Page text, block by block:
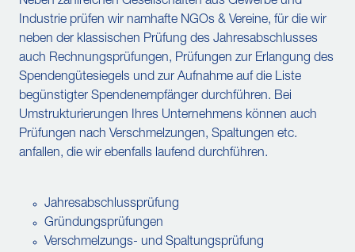
Industrie prüfen wir namhafte NGOs & Vereine, für die wir
neben der klassischen Prüfung des Jahresabschlusses
auch Rechnungsprüfungen, Prüfungen zur Erlangung des
Spendengütesiegels und zur Aufnahme auf die Liste
begünstigter Spendenempfänger durchführen. Bei
Umstrukturierungen Ihres Unternehmens können auch
Prüfungen nach Verschmelzungen, Spaltungen etc.
anfallen, die wir ebenfalls laufend durchführen.
Jahresabschlussprüfung
Gründungsprüfungen
Verschmelzungs- und Spaltungsprüfung